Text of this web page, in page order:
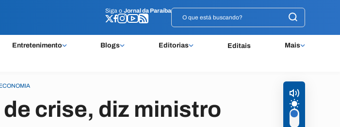
Siga o Jornal da Paraíba
Entretenimento Blogs Editorias Editais Mais
Siga o Jornal da Paraíba
crise, diz ministro